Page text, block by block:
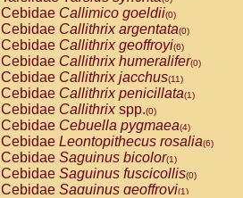
Cebidae Callimico goeldii(0)
Cebidae Callithrix argentata(0)
Cebidae Callithrix geoffroyi(6)
Cebidae Callithrix humeralifer(0)
Cebidae Callithrix jacchus(11)
Cebidae Callithrix penicillata(1)
Cebidae Callithrixspp.(0)
Cebidae Cebuella pygmaea(4)
Cebidae Leontopithecus rosalia(6)
Cebidae Saguinus bicolor(1)
Cebidae Saguinus fuscicollis(0)
Cebidae Saguinus geoffroyi(1)